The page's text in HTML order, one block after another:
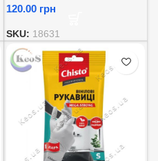
грн
SKU: 18631